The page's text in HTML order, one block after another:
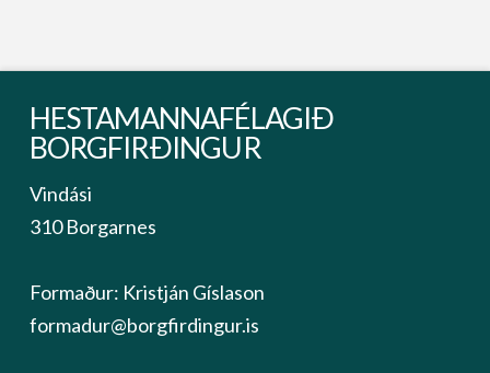
HESTAMANNAFÉLAGIÐ
BORGFIRÐINGUR
Vindási
310 Borgarnes
Formaður: Kristján Gíslason
formadur@borgfirdingur.is